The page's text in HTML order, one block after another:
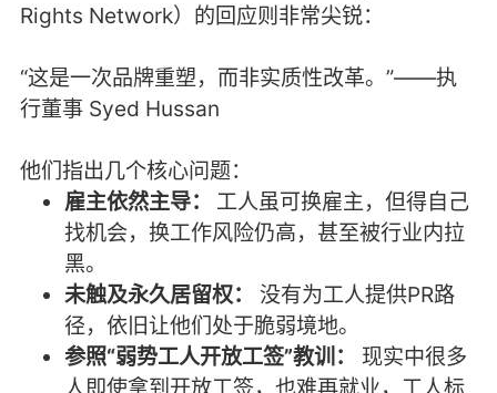
Rights Network）的回应则非常尖锐：
“这是一次品牌重塑，而非实质性改革。”——执
行董事 Syed Hussan
他们指出几个核心问题：
雇主依然主导： 工人虽可换雇主，但得自己
找机会，换工作风险仍高，甚至被行业内拉
黑。
未触及永久居留权：
没有为工人提供PR路
径，依旧让他们处于脆弱境地。
参照“弱势工人开放工签”教训：
现实中很多